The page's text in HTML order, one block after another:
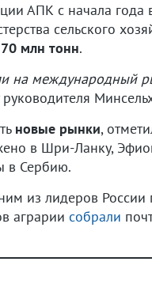
АПК с начала
сельского
70 млн тонн.
на международный
новые рынки,
в Шри-Ланку,
в Сербию.
из лидеров
аграрии собрали